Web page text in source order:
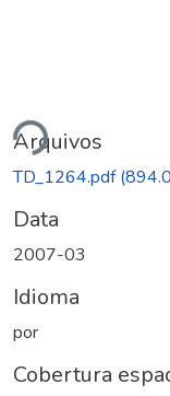
Arquivos
TD_1264.pdf
Data
2007-03
Idioma
por
Cobertura